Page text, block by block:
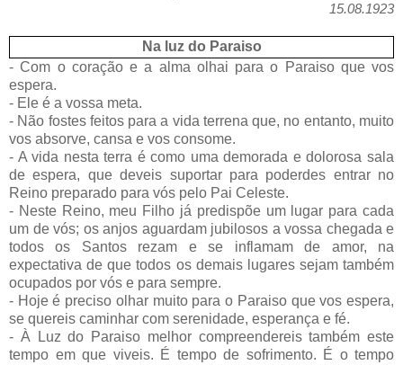
15.08.1923
Na luz do Paraiso
- Com o coração e a alma olhai para o Paraiso que vos
espera.
- Ele é a vossa meta.
- Não fostes feitos para a vida terrena que, no entanto, muito
vos absorve, cansa e vos consome.
- A vida nesta terra é como uma demorada e dolorosa sala
de espera, que deveis suportar para poderdes entrar no
Reino preparado para vós pelo Pai Celeste.
- Neste Reino, meu Filho já predispõe um lugar para cada
um de vós; os anjos aguardam jubilosos a vossa chegada e
todos os Santos rezam e se inflamam de amor, na
expectativa de que todos os demais lugares sejam também
ocupados por vós e para sempre.
- Hoje é preciso olhar muito para o Paraiso que vos espera,
se quereis caminhar com serenidade, esperança e fé.
- À Luz do Paraiso melhor compreendereis também este
tempo em que viveis. É tempo de sofrimento. É o tempo